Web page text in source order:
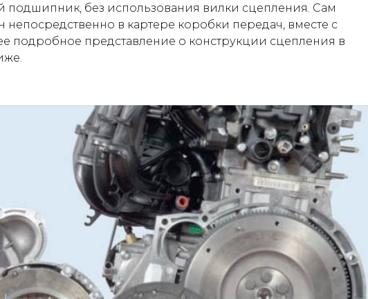
без использования вилки сцепления. Сам
в картере коробки передач, вместе с
подробное представление о конструкции сцепления в